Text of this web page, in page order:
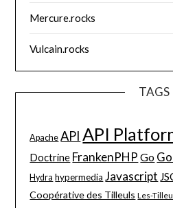
Mercure.rocks
Vulcain.rocks
TAGS
Apache API API
Doctrine FrankenPHP Go
Hydra hypermedia Javascript
Coopérative des Tilleuls Les-